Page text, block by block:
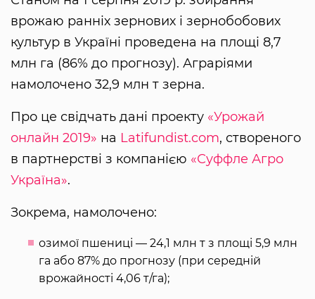
врожаю ранніх зернових і зернобобових
культур в Україні проведена на площі 8,7
млн га (86% до прогнозу). Аграріями
намолочено 32,9 млн ​​т зерна.
Про це свідчать дані проекту «Урожай
онлайн 2019» на Latifundist.com, створеного
в партнерстві з компанією «Суффле Агро
Україна».
Зокрема, намолочено:
озимої пшениці — 24,1 млн ​​т з площі 5,9 млн
га або 87% до прогнозу (при середній
врожайності 4,06 т/га);